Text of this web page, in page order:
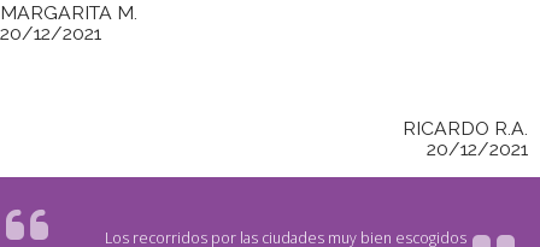
MARGARITA M.
20/12/2021
RICARDO R.A.
20/12/2021
Los recorridos por las ciudades muy bien escogidos